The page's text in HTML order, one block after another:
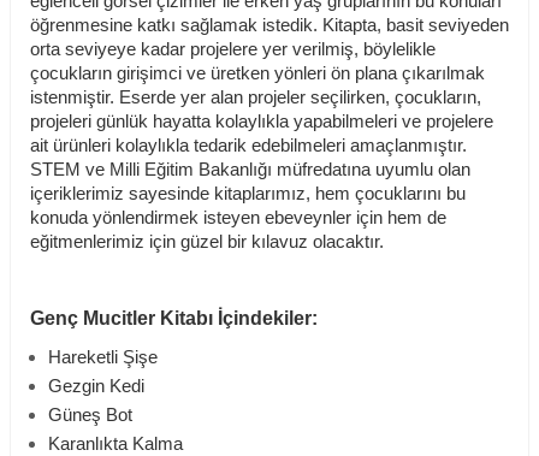
öğrenmesine katkı sağlamak istedik. Kitapta, basit seviyeden
orta seviyeye kadar projelere yer verilmiş, böylelikle
çocukların girişimci ve üretken yönleri ön plana çıkarılmak
istenmiştir. Eserde yer alan projeler seçilirken, çocukların,
projeleri günlük hayatta kolaylıkla yapabilmeleri ve projelere
ait ürünleri kolaylıkla tedarik edebilmeleri amaçlanmıştır.
STEM ve Milli Eğitim Bakanlığı müfredatına uyumlu olan
içeriklerimiz sayesinde kitaplarımız, hem çocuklarını bu
konuda yönlendirmek isteyen ebeveynler için hem de
eğitmenlerimiz için güzel bir kılavuz olacaktır.
Genç Mucitler Kitabı İçindekiler:
Hareketli Şişe
Gezgin Kedi
Güneş Bot
Karanlıkta Kalma